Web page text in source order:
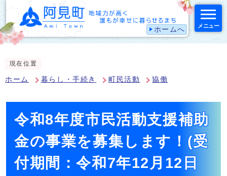
ホームへ メニュー
現在位置
ホーム 暮らし・手続き 町民活動 協働
令和8年度市民活動支援補助
金の事業を募集します！(受
付期間：令和7年12月12日